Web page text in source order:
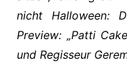
nicht Halloween:
Preview: „Patti
und Regisseur